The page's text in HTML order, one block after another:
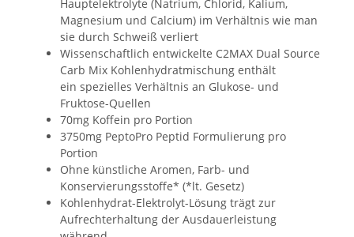
Hauptelektrolyte (Natrium, Chlorid, Kalium,
Magnesium und Calcium) im Verhältnis wie man
sie durch Schweiß verliert
Wissenschaftlich entwickelte C2MAX Dual Source
Carb Mix Kohlenhydratmischung enthält
ein spezielles Verhältnis an Glukose- und
Fruktose-Quellen
70mg Koffein pro Portion
3750mg PeptoPro Peptid Formulierung pro
Portion
Ohne künstliche Aromen, Farb- und
Konservierungsstoffe* (*lt. Gesetz)
Kohlenhydrat-Elektrolyt-Lösung trägt zur
Aufrechterhaltung der Ausdauerleistung